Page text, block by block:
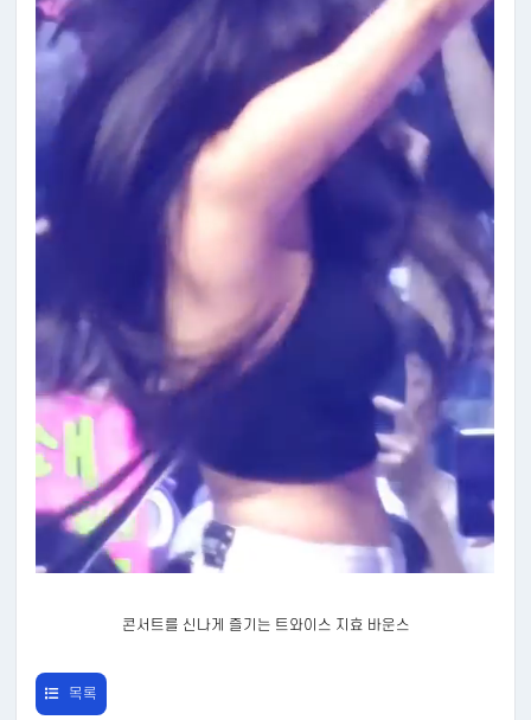
콘서트를 신나게 즐기는 트와이스 지효 바운스
목록